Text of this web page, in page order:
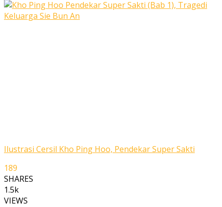
Ilustrasi Cersil Kho Ping Hoo, Pendekar Super Sakti
189
SHARES
1.5k
VIEWS